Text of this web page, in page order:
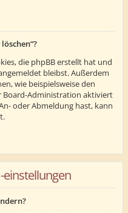
die phpBB erstellt hat und
bleibst. Außerdem
wie beispielsweise den
Board-Administration aktiviert
oder Abmeldung hast, kann
einstellungen